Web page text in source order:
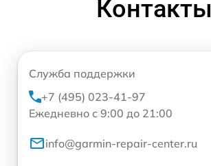
Контакты
Служба поддержки
+7 (495) 023-41-97
Ежедневно с 9:00 до 21:00
info@garmin-repair-center.ru